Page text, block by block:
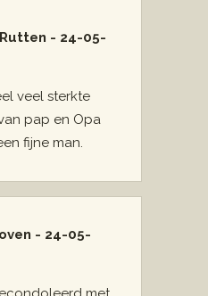
- 24-05-
veel sterkte
pap en Opa
fijne man.
- 24-05-